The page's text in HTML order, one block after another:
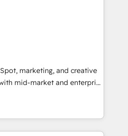
HubSpot Marketplace
Became a HubSpot
API Integration project... ⬅️
⬅️ to access 150+ Kickstart
put HubSpot in the center
or
or Paypal 💰 Sage or
Microsoft ✍️ DocuSign or
Integrations"
data across... 🔄 any
marketing, and creative
mid-market and enterprise
and teams that turn
engine. Named
of the Year in 2024,